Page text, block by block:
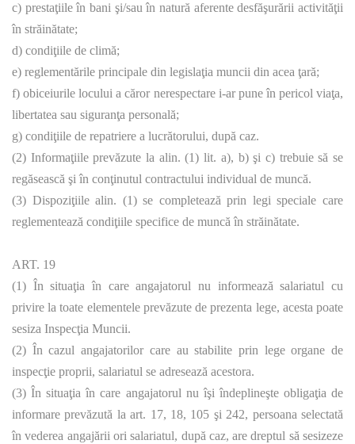
c) prestaţiile în bani şi/sau în natură aferente desfăşurării activităţii
în străinătate;
d) condiţiile de climă;
e) reglementările principale din legislaţia muncii din acea ţară;
f) obiceiurile locului a căror nerespectare i-ar pune în pericol viaţa,
libertatea sau siguranţa personală;
g) condiţiile de repatriere a lucrătorului, după caz.
(2) Informaţiile prevăzute la alin. (1) lit. a), b) şi c) trebuie să se
regăsească şi în conţinutul contractului individual de muncă.
(3) Dispoziţiile alin. (1) se completează prin legi speciale care
reglementează condiţiile specifice de muncă în străinătate.
ART. 19
(1) În situaţia în care angajatorul nu informează salariatul cu
privire la toate elementele prevăzute de prezenta lege, acesta poate
sesiza Inspecţia Muncii.
(2) În cazul angajatorilor care au stabilite prin lege organe de
inspecţie proprii, salariatul se adresează acestora.
(3) În situaţia în care angajatorul nu îşi îndeplineşte obligaţia de
informare prevăzută la art. 17, 18, 105 şi 242, persoana selectată
în vederea angajării ori salariatul, după caz, are dreptul să sesizeze